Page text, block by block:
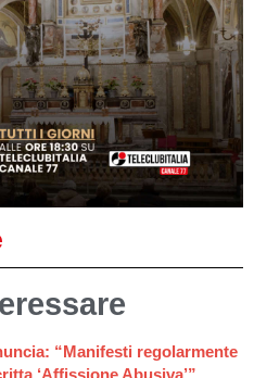
“Manifesti regolarmente
‘Affissione Abusiva’”